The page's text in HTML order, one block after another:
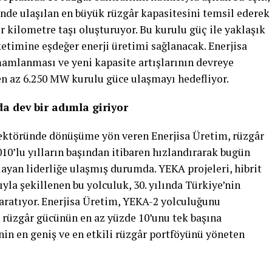
ulaşılan en büyük rüzgâr kapasitesini temsil ederek
taşı oluşturuyor. Bu kurulu güç ile yaklaşık
eşdeğer enerji üretimi sağlanacak. Enerjisa
ve yeni kapasite artışlarının devreye
az 6.250 MW kurulu güce ulaşmayı hedefliyor.
dev bir adımla giriyor
dönüşüme yön veren Enerjisa Üretim, rüzgâr
yılların başından itibaren hızlandırarak bugün
liderliğe ulaşmış durumda. YEKA projeleri, hibrit
şekillenen bu yolculuk, 30. yılında Türkiye’nin
Enerjisa Üretim, YEKA-2 yolculuğunu
gücünün en az yüzde 10’unu tek başına
en geniş ve en etkili rüzgâr portföyünü yöneten